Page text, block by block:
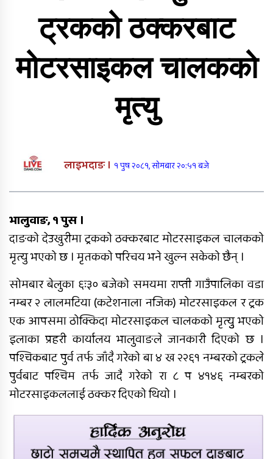
कसैले थाहा पाएनन्, बिहान घर नजिकै
मृत भेटिए युवक
सीडद्वारा साना किसान र बैंकबीच
समन्वयात्मक कार्यक्रम
राप्ती चक्रपथः १७ किलोमिटर कालोपत्रे
दाङमै धागोबाट ‘ए फर एप्पलदेखि जेठ फर
जेब्रा’ बनाउनेहरु
रुकुम पश्चिममा भ्यान र मोटरसाइकल
ठोक्किँदा एक जनाको मृत्यु
दुग्ध चिस्यान केन्द्र अनुदान हिनामिना
आरोपमा आठबिसकोटका मेयरसहित ११
जनाविरुद्ध भ्रष्टाचार मुद्दा
६ महिनाअघि सजिएकी बेहुली, ६
महिनापछि सडकमा अस्ताइन्
ट्रकको ठक्करबाट
मोटरसाइकल चालकको
मृत्यु
लाइभदाङ । १ पुष २०८१, सोमबार २०:५१ बजे
भालुवाङ, १ पुस ।
दाङको देउखुरीमा ट्रकको ठक्करबाट मोटरसाइकल चालकको
मृत्यु भएको छ । मृतकको परिचय भने खुल्न सकेको छैन् ।
सोमबार बेलुका ६ः३० बजेको समयमा राप्ती गाउँपालिका वडा
नम्बर २ लालमटिया (कटेशनाला नजिक) मोटरसाइकल र ट्रक
एक आपसमा ठोक्किदा मोटरसाइकल चालकको मृत्युु भएको
इलाका प्रहरी कार्यालय भालुवाङले जानकारी दिएको छ ।
पश्चिकबाट पुर्व तर्फ जाँदै गरेको बा ४ ख २२६१ नम्बरको ट्रकले
पुर्वबाट पश्चिम तर्फ जादै गरेको रा ८ प ४१४६ नम्बरको
मोटरसाइकललाई ठक्कर दिएको थियो ।